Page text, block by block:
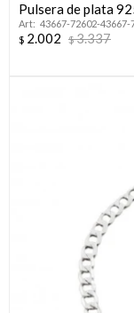
Pulsera de plata
43667-72602-43667-
$ 2.002 $3.337